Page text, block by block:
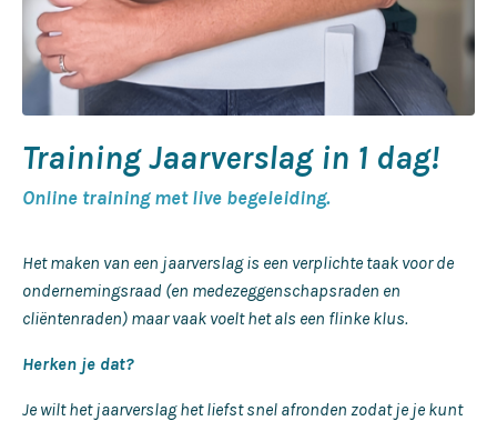
TrainingJaarverslag in 1 dag!
Online training met live begeleiding.
Het maken van een jaarverslag is een verplichte taak voor de
ondernemingsraad (en medezeggenschapsraden en
cliëntenraden) maar vaak voelt het als een flinke klus.
Herken je dat?
Je wilt het jaarverslag het liefst snel afronden zodat je je kunt